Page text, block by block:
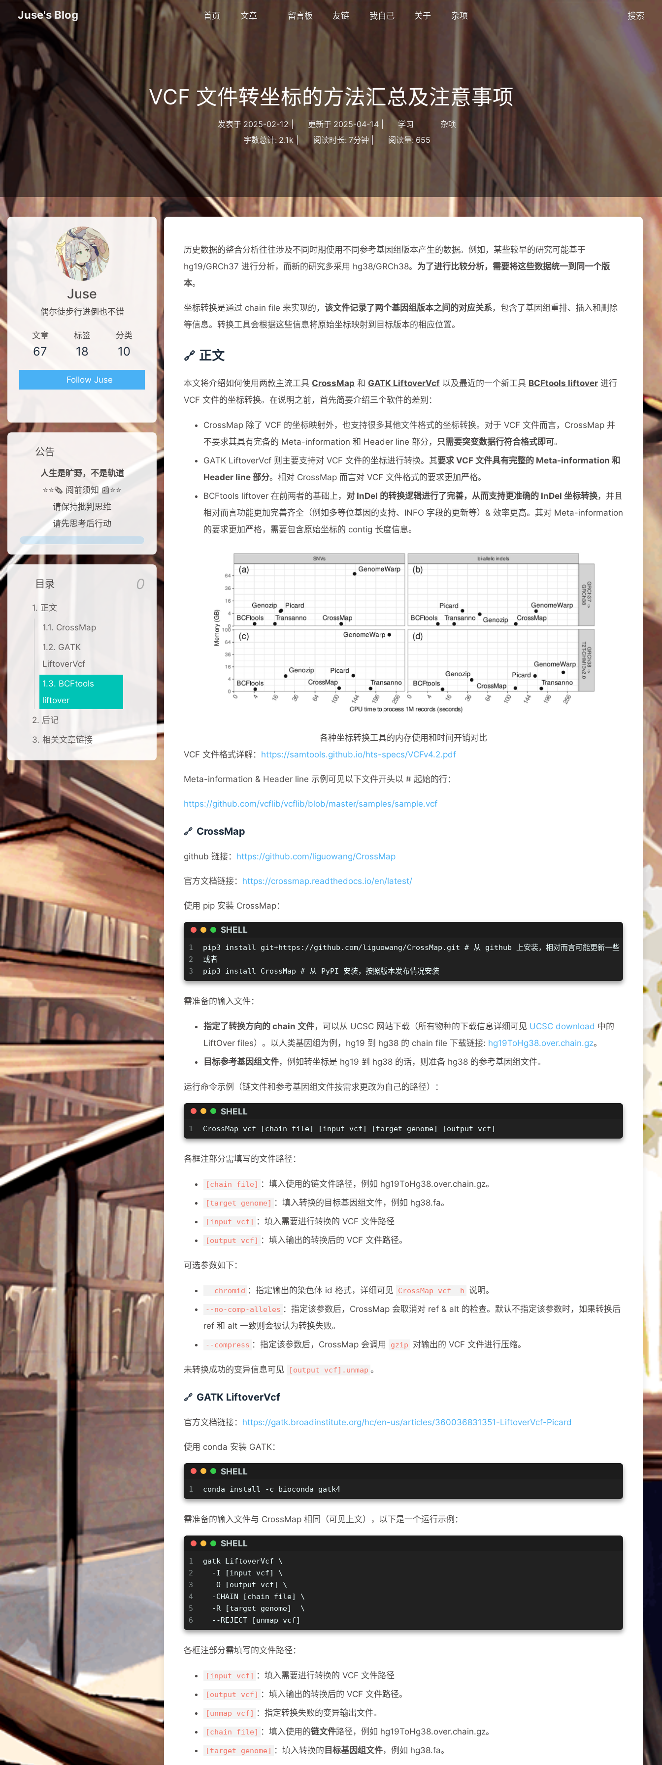
Juse's Blog 搜索
首页 文章 留言板 友链 我自己 关于 杂项
VCF 文件转坐标的方法汇总及注意事项
发表于 2025-02-12 | 更新于 2025-04-14 学习
杂项
字数总计: 2.1k | 阅读时长: 7分钟 阅读量: 655
历史数据的整合分析往往涉及不同时期使用不同参考基因组版本产生的数据。例如，某些较早的研究可能基于
hg19/GRCh37 进行分析，而新的研究多采用 hg38/GRCh38。 为了进行比较分析，需要将这些数据统一到同一个版
本。
坐标转换是通过 chain file 来实现的， 该文件记录了两个基因组版本之间的对应关系，包含了基因组重排、插入和删除
等信息。转换工具会根据这些信息将原始坐标映射到目标版本的相应位置。
正文
本文将介绍如何使用两款主流工具 CrossMap 和 GATK LiftoverVcf 以及最近的一个新工具 BCFtools liftover 进行
VCF 文件的坐标转换。在说明之前，首先简要介绍三个软件的差别：
CrossMap 除了 VCF 的坐标映射外，也支持很多其他文件格式的坐标转换。对于 VCF 文件而言，CrossMap 并
不要求其具有完备的 Meta-information 和 Header line 部分， 只需要突变数据行符合格式即可。
GATK LiftoverVcf 则主要支持对 VCF 文件的坐标进行转换。其要求 VCF 文件具有完整的 Meta-information 和
Header line 部分。相对 CrossMap 而言对 VCF 文件格式的要求更加严格。
BCFtools liftover 在前两者的基础上， 对 InDel 的转换逻辑进行了完善，从而支持更准确的 InDel 坐标转换，并且
相对而言功能更加完善齐全（例如多等位基因的支持、INFO 字段的更新等）& 效率更高。其对 Meta-information
的要求更加严格，需要包含原始坐标的 contig 长度信息。
各种坐标转换工具的内存使用和时间开销对比
VCF 文件格式详解： https://samtools.github.io/hts-specs/VCFv4.2.pdf
Meta-information & Header line 示例可见以下文件开头以 # 起始的行：
https://github.com/vcflib/vcflib/blob/master/samples/sample.vcf
CrossMap
github 链接： https://github.com/liguowang/CrossMap
官方文档链接： https://crossmap.readthedocs.io/en/latest/
使用 pip 安装 CrossMap：
SHELL
1
2
3
pip3 install git+https://github.com/liguowang/CrossMap.git # 从 github 上安装，相对而言可能更新一些
或者
pip3 install CrossMap # 从 PyPI 安装，按照版本发布情况安装
需准备的输入文件：
指定了转换方向的 chain 文件，可以从 UCSC 网站下载（所有物种的下载信息详细可见 UCSC download 中的
LiftOver files）。以人类基因组为例，hg19 到 hg38 的 chain file 下载链接: hg19ToHg38.over.chain.gz。
目标参考基因组文件，例如转坐标是 hg19 到 hg38 的话，则准备 hg38 的参考基因组文件。
运行命令示例（链文件和参考基因组文件按需求更改为自己的路径）：
SHELL
1 CrossMap vcf [chain file] [input vcf] [target genome] [output vcf]
各框注部分需填写的文件路径：
[chain file] ：填入使用的链文件路径，例如 hg19ToHg38.over.chain.gz。
[target genome] ：填入转换的目标基因组文件，例如 hg38.fa。
[input vcf] ：填入需要进行转换的 VCF 文件路径
[output vcf] ：填入输出的转换后的 VCF 文件路径。
可选参数如下：
--chromid ：指定输出的染色体 id 格式，详细可见 CrossMap vcf -h 说明。
--no-comp-alleles ：指定该参数后，CrossMap 会取消对 ref & alt 的检查。默认不指定该参数时，如果转换后
ref 和 alt 一致则会被认为转换失败。
--compress ：指定该参数后，CrossMap 会调用 gzip 对输出的 VCF 文件进行压缩。
未转换成功的变异信息可见 [output vcf].unmap 。
GATK LiftoverVcf
官方文档链接： https://gatk.broadinstitute.org/hc/en-us/articles/360036831351-LiftoverVcf-Picard
使用 conda 安装 GATK：
SHELL
1 conda install -c bioconda gatk4
需准备的输入文件与 CrossMap 相同（可见上文），以下是一个运行示例：
SHELL
1
2
3
4
5
6
gatk LiftoverVcf \
  -I [input vcf] \
  -O [output vcf] \
  -CHAIN [chain file] \
  -R [target genome]  \
  --REJECT [unmap vcf]
各框注部分需填写的文件路径：
[input vcf] ：填入需要进行转换的 VCF 文件路径
[output vcf] ：填入输出的转换后的 VCF 文件路径。
[unmap vcf] ：指定转换失败的变异输出文件。
[chain file] ：填入使用的链文件路径，例如 hg19ToHg38.over.chain.gz。
[target genome] ：填入转换的 目标基因组文件，例如 hg38.fa。
Juse
偶尔徒步行进倒也不错
文章
67
标签
18
分类
10
Follow Juse
公告
人生是旷野，不是轨道
⭐⭐🗞️ 阅前须知 📰⭐⭐
请保持批判思维
请先思考后行动
目录 0
1. 正文
1.1. CrossMap
1.2. GATK
LiftoverVcf
1.3. BCFtools
liftover
2. 后记
3. 相关文章链接